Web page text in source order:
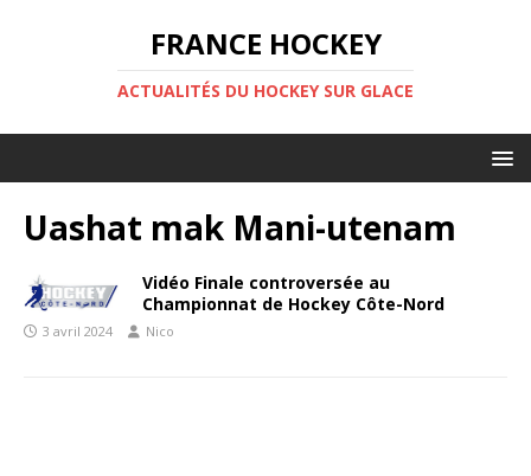
FRANCE HOCKEY
ACTUALITÉS DU HOCKEY SUR GLACE
Uashat mak Mani-utenam
Vidéo Finale controversée au
Championnat de Hockey Côte-Nord
3 avril 2024 Nico